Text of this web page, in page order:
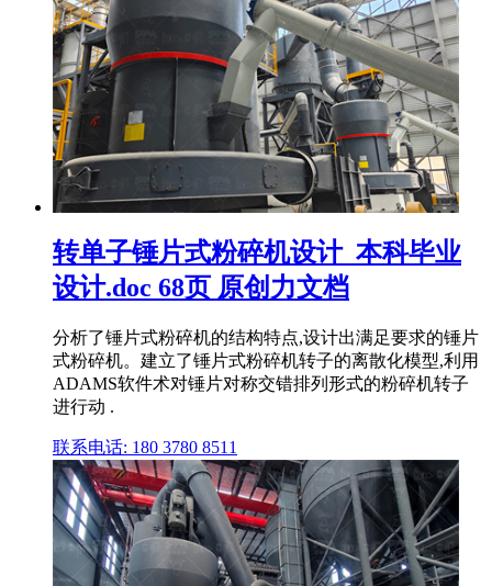
转单子锤片式粉碎机设计_本科毕业
设计.doc 68页 原创力文档
分析了锤片式粉碎机的结构特点,设计出满足要求的锤片
式粉碎机。建立了锤片式粉碎机转子的离散化模型,利用
ADAMS软件术对锤片对称交错排列形式的粉碎机转子
进行动 .
联系电话: 180 3780 8511